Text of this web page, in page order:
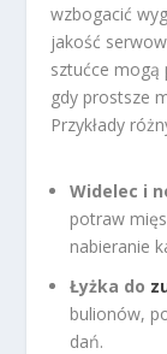
wzbogacić
jakość
sztućce mogą
gdy prostsze
Przykłady
Widelec i
potraw
nabieranie
Łyżka do
bulionów,
dań.